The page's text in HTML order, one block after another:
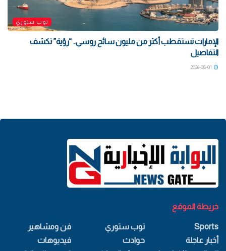
توب ستوري
الإمارات تستقطب أكثر من مليون سائح روسي.. “رؤية” تكشف
التفاصيل
خريطة الموقع
Sports
أخبار عاجلة
توب ستوري
حوادث
فن ومشاهير
فيديوهات